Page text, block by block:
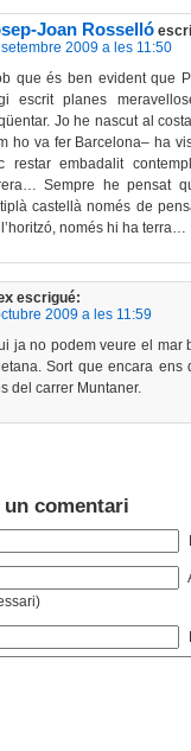
Joan Rosselló
2009 a les 11:50
que és ben evident que
escrit planes
Jo he nascut al
ho va fer Barcelona– ha
restar embadalit
Sempre he pensat
castellà només de
només hi ha
escrigué:
2009 a les 11:59
ja no podem veure el mar
Sort que encara
del carrer Muntaner.
un comentari